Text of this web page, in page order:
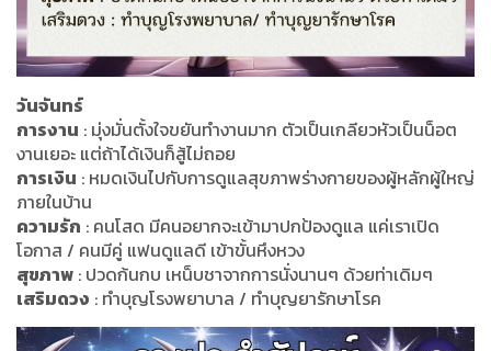
วันจันทร์
การงาน : มุ่งมั่นตั้งใจขยันทำงานมาก ตัวเป็นเกลียวหัวเป็นน็อต
งานเยอะ แต่ถ้าได้เงินก็สู้ไม่ถอย
การเงิน : หมดเงินไปกับการดูแลสุขภาพร่างกายของผู้หลักผู้ใหญ่
ภายในบ้าน
ความรัก : คนโสด มีคนอยากจะเข้ามาปกป้องดูแล แค่เราเปิด
โอกาส / คนมีคู่ แฟนดูแลดี เข้าขั้นหึงหวง
สุขภาพ : ปวดก้นกบ เหน็บชาจากการนั่งนานๆ ด้วยท่าเดิมๆ
เสริมดวง : ทำบุญโรงพยาบาล / ทำบุญยารักษาโรค